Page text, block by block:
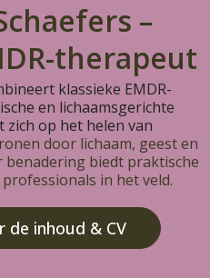
–
therapeut
klassieke EMDR-
en lichaamsgerichte
zich op het helen van
door lichaam, geest en
biedt praktische
in het veld.
de inhoud & CV